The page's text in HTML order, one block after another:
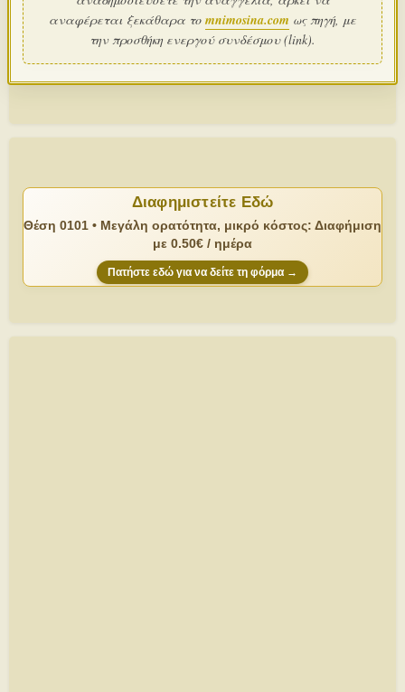
αναφέρεται ξεκάθαρα το mnimosina.com ως πηγή, με
την προσθήκη ενεργού συνδέσμου (link).
Διαφημιστείτε Εδώ
Θέση 0101 • Μεγάλη ορατότητα, μικρό κόστος: Διαφήμιση
με 0.50€ / ημέρα
Πατήστε εδώ για να δείτε τη φόρμα →